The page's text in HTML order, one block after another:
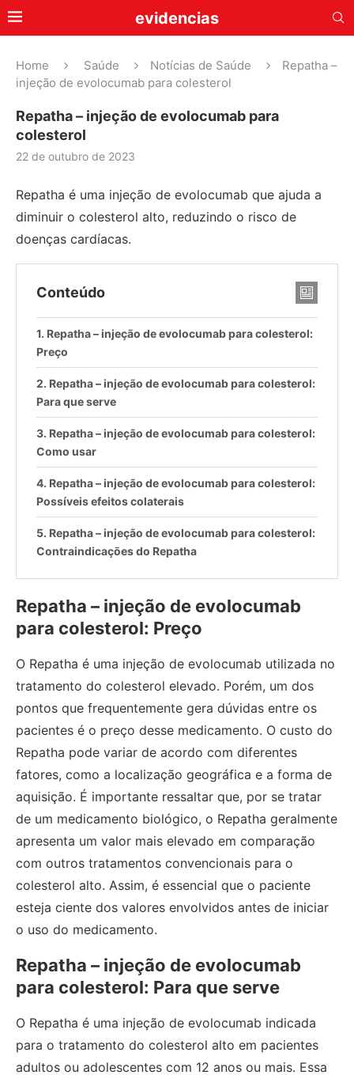
evidencias
Home Saúde Notícias de Saúde
Repatha –
injeção de evolocumab para colesterol
Repatha – injeção de evolocumab para
colesterol
22 de outubro de 2023
Repatha é uma injeção de evolocumab que ajuda a
diminuir o colesterol alto, reduzindo o risco de
doenças cardíacas.
Conteúdo
Repatha – injeção de evolocumab para colesterol:
Preço
Repatha – injeção de evolocumab para colesterol:
Para que serve
Repatha – injeção de evolocumab para colesterol:
Como usar
Repatha – injeção de evolocumab para colesterol:
Possíveis efeitos colaterais
Repatha – injeção de evolocumab para colesterol:
Contraindicações do Repatha
Repatha – injeção de evolocumab
para colesterol: Preço
O Repatha é uma injeção de evolocumab utilizada no
tratamento do colesterol elevado. Porém, um dos
pontos que frequentemente gera dúvidas entre os
pacientes é o preço desse medicamento. O custo do
Repatha pode variar de acordo com diferentes
fatores, como a localização geográfica e a forma de
aquisição. É importante ressaltar que, por se tratar
de um medicamento biológico, o Repatha geralmente
apresenta um valor mais elevado em comparação
com outros tratamentos convencionais para o
colesterol alto. Assim, é essencial que o paciente
esteja ciente dos valores envolvidos antes de iniciar
o uso do medicamento.
Repatha – injeção de evolocumab
para colesterol: Para que serve
O Repatha é uma injeção de evolocumab indicada
para o tratamento do colesterol alto em pacientes
adultos ou adolescentes com 12 anos ou mais. Essa